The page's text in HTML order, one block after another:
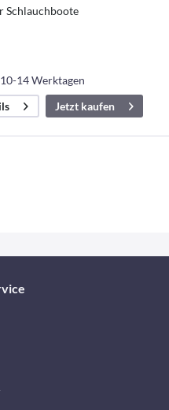
Schlauchboote
14 Werktagen
Jetzt kaufen